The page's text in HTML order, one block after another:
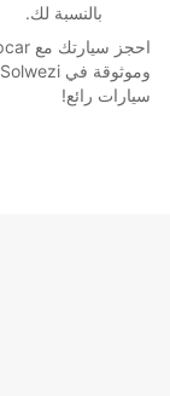
بالنسبة لك.
سيارات رائع!